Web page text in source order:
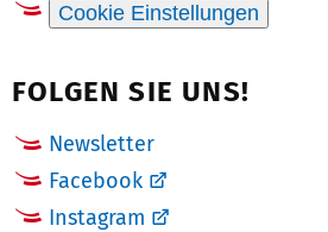
Cookie Einstellungen
FOLGEN SIE UNS!
Newsletter
Facebook
Instagram